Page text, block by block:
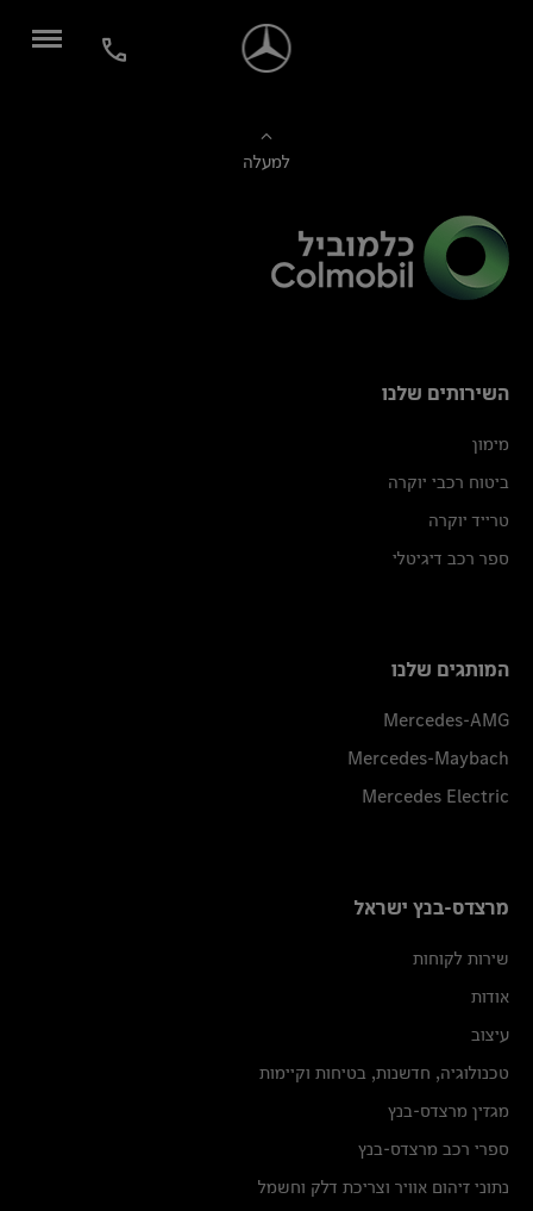
למעלה
השירותים שלנו
מימון
ביטוח רכבי יוקרה
טרייד יוקרה
ספר רכב דיגיטלי
המותגים שלנו
Mercedes-AMG
Mercedes-Maybach
Mercedes Electric
מרצדס-בנץ ישראל
שירות לקוחות
אודות
עיצוב
טכנולוגיה, חדשנות, בטיחות וקיימות
מגזין מרצדס-בנץ
ספרי רכב מרצדס-בנץ
נתוני זיהום אוויר וצריכת דלק וחשמל